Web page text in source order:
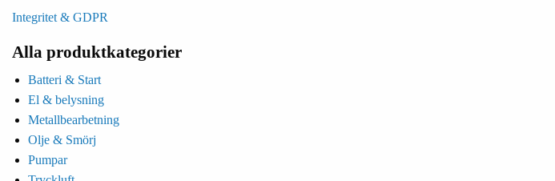
Integritet & GDPR
Alla produktkategorier
Batteri & Start
El & belysning
Metallbearbetning
Olje & Smörj
Pumpar